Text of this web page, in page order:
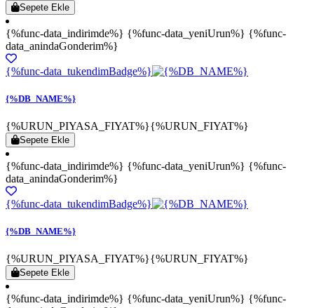
Sepete Ekle
{%func-data_indirimde%} {%func-data_yeniUrun%} {%func-
data_anindaGonderim%}
{%func-data_tukendimBadge%}
{%DB_NAME%}
{%URUN_PIYASA_FIYAT%}{%URUN_FIYAT%}
Sepete Ekle
{%func-data_indirimde%} {%func-data_yeniUrun%} {%func-
data_anindaGonderim%}
{%func-data_tukendimBadge%}
{%DB_NAME%}
{%URUN_PIYASA_FIYAT%}{%URUN_FIYAT%}
Sepete Ekle
{%func-data_indirimde%} {%func-data_yeniUrun%} {%func-